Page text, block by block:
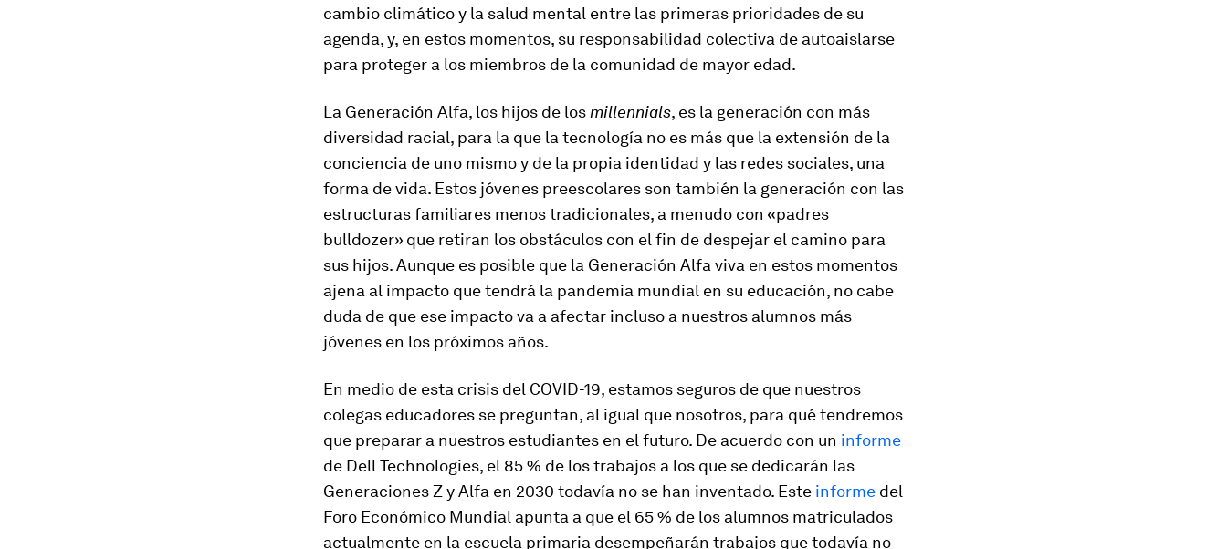
cambio climático y la salud mental entre las primeras prioridades de su
agenda, y, en estos momentos, su responsabilidad colectiva de autoaislarse
para proteger a los miembros de la comunidad de mayor edad.
La Generación Alfa, los hijos de los millennials, es la generación con más
diversidad racial, para la que la tecnología no es más que la extensión de la
conciencia de uno mismo y de la propia identidad y las redes sociales, una
forma de vida. Estos jóvenes preescolares son también la generación con las
estructuras familiares menos tradicionales, a menudo con «padres
bulldozer» que retiran los obstáculos con el fin de despejar el camino para
sus hijos. Aunque es posible que la Generación Alfa viva en estos momentos
ajena al impacto que tendrá la pandemia mundial en su educación, no cabe
duda de que ese impacto va a afectar incluso a nuestros alumnos más
jóvenes en los próximos años.
En medio de esta crisis del COVID-19, estamos seguros de que nuestros
colegas educadores se preguntan, al igual que nosotros, para qué tendremos
que preparar a nuestros estudiantes en el futuro. De acuerdo con un informe
de Dell Technologies, el 85 % de los trabajos a los que se dedicarán las
Generaciones Z y Alfa en 2030 todavía no se han inventado. Este informe del
Foro Económico Mundial apunta a que el 65 % de los alumnos matriculados
actualmente en la escuela primaria desempeñarán trabajos que todavía no